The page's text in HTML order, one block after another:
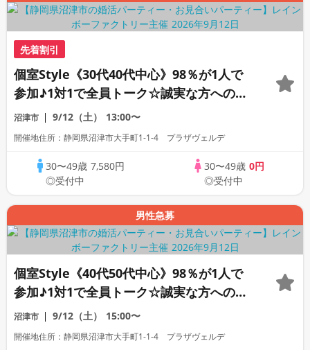
先着割引
個室Style《30代40代中心》98％が1人で
参加♪1対1で全員トーク☆誠実な方への婚
活パーティー
沼津市 9/12（土） 13:00〜
開催地住所：静岡県沼津市大手町1-1-4 プラザヴェルデ
30〜49歳 7,580円
◎受付中
30〜49歳 0円
◎受付中
男性急募
個室Style《40代50代中心》98％が1人で
参加♪1対1で全員トーク☆誠実な方への婚
活パーティー
沼津市 9/12（土） 15:00〜
開催地住所：静岡県沼津市大手町1-1-4 プラザヴェルデ